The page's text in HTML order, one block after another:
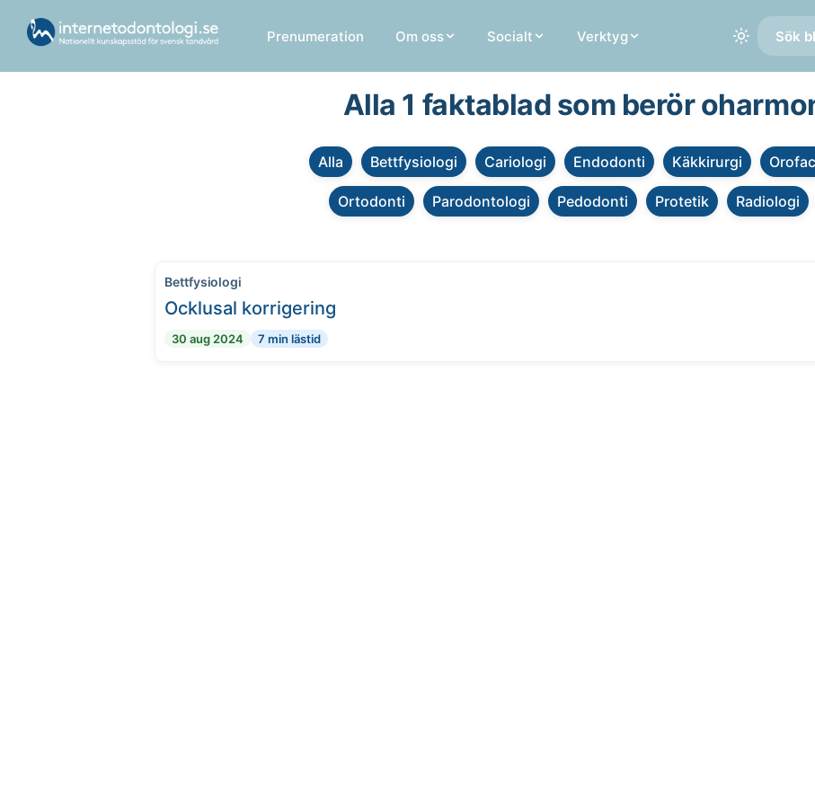
Prenumeration Om oss Socialt Verktyg Sök
Alla 1 faktablad som berör
Alla Bettfysiologi Cariologi Endodonti Käkkirurgi
Ortodonti Parodontologi Pedodonti Protetik Radiologi
Bettfysiologi
Ocklusal korrigering
30 aug 2024 7 min lästid